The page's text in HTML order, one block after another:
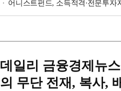
어니스트펀드, 소득적격∙전문투자
데일리 금융경제뉴
의 무단 전재, 복사,